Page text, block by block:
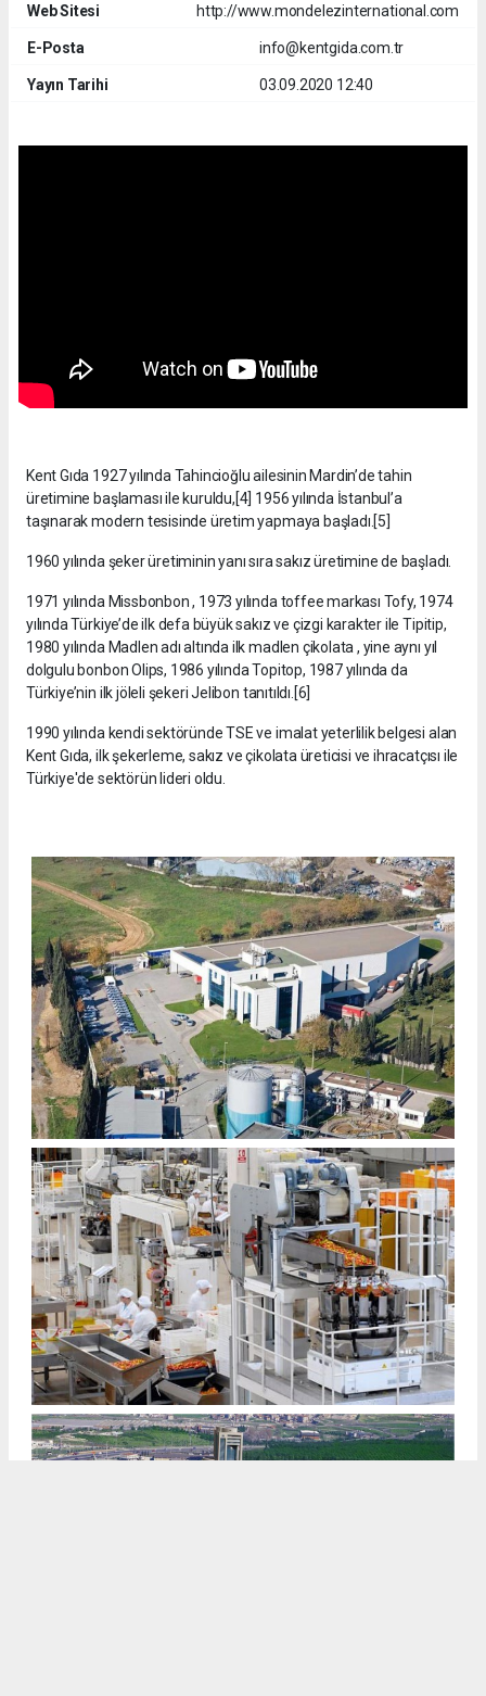
Web Sitesi http://www.mondelezinternational.com
E-Posta info@kentgida.com.tr
Yayın Tarihi 03.09.2020 12:40
Kent Gıda 1927 yılında Tahincioğlu ailesinin Mardin’de tahin
üretimine başlaması ile kuruldu,[4] 1956 yılında İstanbul’a
taşınarak modern tesisinde üretim yapmaya başladı.[5]
1960 yılında şeker üretiminin yanı sıra sakız üretimine de başladı.
1971 yılında Missbonbon , 1973 yılında toffee markası Tofy, 1974
yılında Türkiye’de ilk defa büyük sakız ve çizgi karakter ile Tipitip,
1980 yılında Madlen adı altında ilk madlen çikolata , yine aynı yıl
dolgulu bonbon Olips, 1986 yılında Topitop, 1987 yılında da
Türkiye’nin ilk jöleli şekeri Jelibon tanıtıldı.[6]
1990 yılında kendi sektöründe TSE ve imalat yeterlilik belgesi alan
Kent Gıda, ilk şekerleme, sakız ve çikolata üreticisi ve ihracatçısı ile
Türkiye'de sektörün lideri oldu.